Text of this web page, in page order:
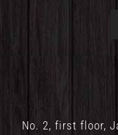
No. 2, first floor,